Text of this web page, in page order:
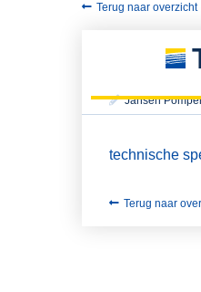
Terug naar overzicht
Jansen
technische
Terug naar